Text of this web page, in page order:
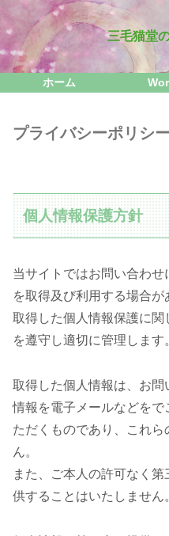
三毛猫堂
ホーム
プライバシーポリシー
個人情報保護方針
当サイトではお問い合わ
を取得及び利用する場合が
取得した個人情報保護に
を遵守し適切に管理します
取得した個人情報は、お
情報を電子メールなどを
ただくものであり、これ
ん。
また、ご本人の許可なく
供することはいたしません